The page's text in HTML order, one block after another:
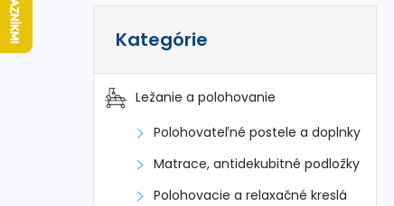
o
č
kategórie
Kategórie
Ležanie a polohovanie
Polohovateľné postele a doplnky
Matrace, antidekubitné podložky
Polohovacie a relaxačné kreslá